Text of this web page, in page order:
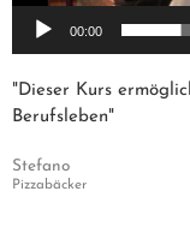
00:00
"Dieser Kurs
Berufsleben"
Stefano
Pizzabäcker